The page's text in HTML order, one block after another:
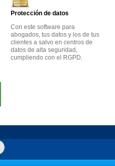
Protección de datos
Con este software para
abogados, tus datos y los de tus
clientes a salvo en centros de
datos de alta seguridad,
cumpliendo con el RGPD.